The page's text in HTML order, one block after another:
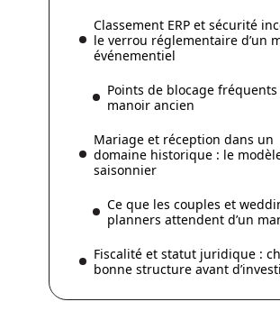
Classement ERP et sécurité
le verrou réglementaire d’un
événementiel
Points de blocage
manoir ancien
Mariage et réception dans un
domaine historique : le
saisonnier
Ce que les couples et
planners attendent d’un
Fiscalité et statut juridique :
bonne structure avant